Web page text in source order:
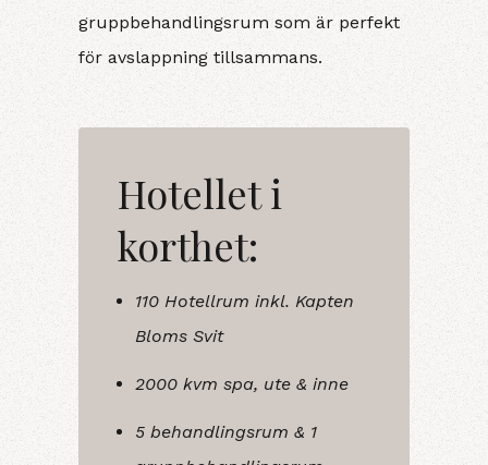
gruppbehandlingsrum som är perfekt
för avslappning tillsammans.
Hotellet i
korthet:
110 Hotellrum inkl. Kapten
Bloms Svit
2000 kvm spa, ute & inne
5 behandlingsrum & 1